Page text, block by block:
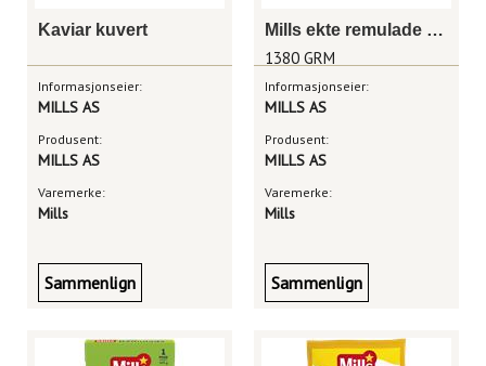
Kaviar kuvert
Informasjonseier:
MILLS AS
Produsent:
MILLS AS
Varemerke:
Mills
Sammenlign
Mills ekte remulade kuvert 12g
1380 GRM
Informasjonseier:
MILLS AS
Produsent:
MILLS AS
Varemerke:
Mills
Sammenlign